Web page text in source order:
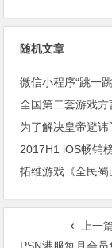
随机文章
微信小程序“跳一
全国第二套游戏
为了解决皇帝避
2017H1 iOS畅销
拓维游戏《全民
上一